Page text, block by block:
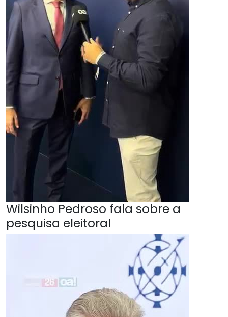
Wilsinho Pedroso fala sobre a
pesquisa eleitoral